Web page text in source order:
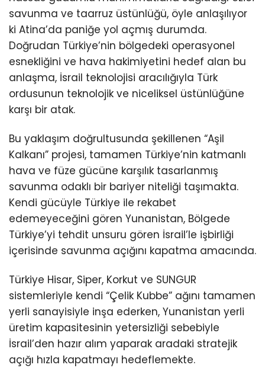
savunma ve taarruz üstünlüğü, öyle anlaşılıyor
ki Atina’da paniğe yol açmış durumda.
Doğrudan Türkiye’nin bölgedeki operasyonel
esnekliğini ve hava hakimiyetini hedef alan bu
anlaşma, İsrail teknolojisi aracılığıyla Türk
ordusunun teknolojik ve niceliksel üstünlüğüne
karşı bir atak.
Bu yaklaşım doğrultusunda şekillenen “Aşil
Kalkanı” projesi, tamamen Türkiye’nin katmanlı
hava ve füze gücüne karşılık tasarlanmış
savunma odaklı bir bariyer niteliği taşımakta.
Kendi gücüyle Türkiye ile rekabet
edemeyeceğini gören Yunanistan, Bölgede
Türkiye’yi tehdit unsuru gören İsrail’le işbirliği
içerisinde savunma açığını kapatma amacında.
Türkiye Hisar, Siper, Korkut ve SUNGUR
sistemleriyle kendi “Çelik Kubbe” ağını tamamen
yerli sanayisiyle inşa ederken, Yunanistan yerli
üretim kapasitesinin yetersizliği sebebiyle
İsrail’den hazır alım yaparak aradaki stratejik
açığı hızla kapatmayı hedeflemekte.